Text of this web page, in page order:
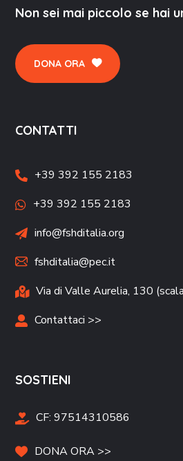
Non sei mai piccolo se hai
DONA ORA
CONTATTI
+39 392 155 2183
+39 392 155 2183
info@fshditalia.org
fshditalia@pec.it
Via di Valle Aurelia, 130
Contattaci >>
SOSTIENI
CF:97514310586
DONA ORA >>